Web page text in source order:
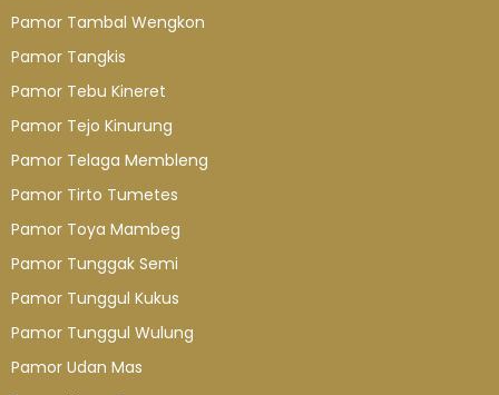
Pamor Tambal Wengkon
Pamor Tangkis
Pamor Tebu Kineret
Pamor Tejo Kinurung
Pamor Telaga Membleng
Pamor Tirto Tumetes
Pamor Toya Mambeg
Pamor Tunggak Semi
Pamor Tunggul Kukus
Pamor Tunggul Wulung
Pamor Udan Mas